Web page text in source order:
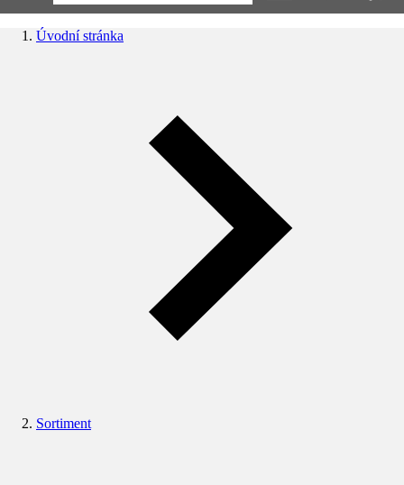
Úvodní stránka
Sortiment